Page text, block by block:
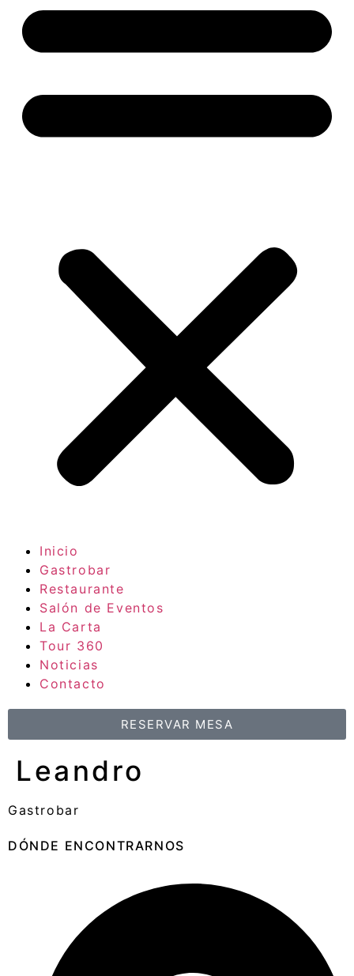
Inicio
Gastrobar
Restaurante
Salón de Eventos
La Carta
Tour 360
Noticias
Contacto
RESERVAR MESA
Leandro
Gastrobar
DÓNDE ENCONTRARNOS